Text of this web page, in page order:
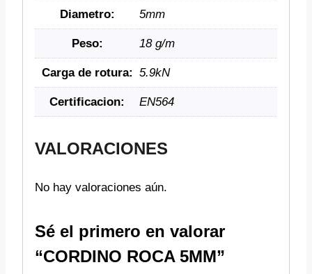
Diametro: 5mm
Peso: 18 g/m
Carga de rotura: 5.9kN
Certificacion: EN564
VALORACIONES
No hay valoraciones aún.
Sé el primero en valorar
“CORDINO ROCA 5MM”